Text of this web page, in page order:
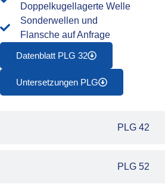
PLG 42
PLG 52
Datenblatt PLG 32
Untersetzungen PLG
Doppelkugellagerte Welle
Sonderwellen und
Flansche auf Anfrage